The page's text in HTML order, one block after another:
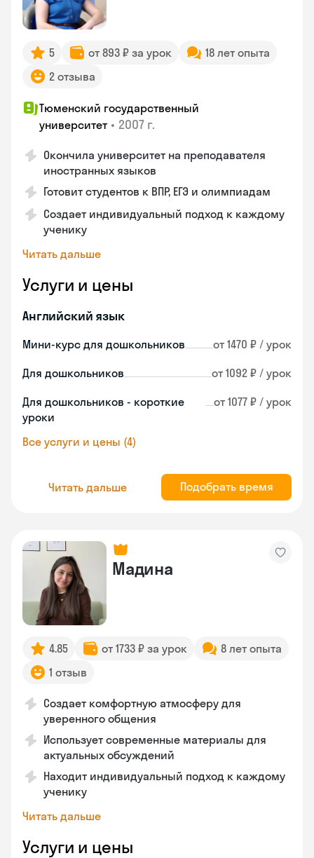
5 от 893 ₽ за урок
18 лет опыта
2 отзыва
Тюменский государственный
университет • 2007 г.
Окончила университет на преподавателя
иностранных языков
Готовит студентов к ВПР, ЕГЭ и олимпиадам
Создает индивидуальный подход к каждому
ученику
Читать дальше
Услуги и цены
Английский язык
Мини-курс для дошкольников от 1470 ₽ / урок
Для дошкольников от 1092 ₽ / урок
Для дошкольников - короткие
уроки
от 1077 ₽ / урок
Все услуги и цены (4)
Читать дальше Подобрать время
Мадина
4.85 от 1733 ₽ за урок
8 лет опыта
1 отзыв
Создает комфортную атмосферу для
уверенного общения
Использует современные материалы для
актуальных обсуждений
Находит индивидуальный подход к каждому
ученику
Читать дальше
Услуги и цены